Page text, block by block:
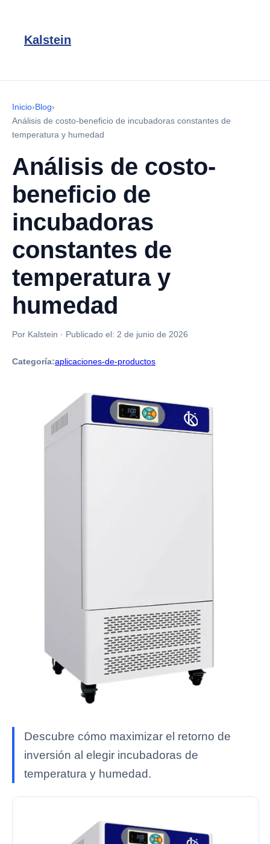
Kalstein
Inicio›Blog›
Análisis de costo-beneficio de incubadoras constantes de
temperatura y humedad
Análisis de costo-
beneficio de
incubadoras
constantes de
temperatura y
humedad
Por Kalstein · Publicado el: 2 de junio de 2026
Categoría:aplicaciones-de-productos
Descubre cómo maximizar el retorno de
inversión al elegir incubadoras de
temperatura y humedad.